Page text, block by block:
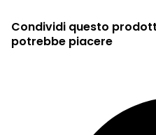
Condividi questo
potrebbe piacere